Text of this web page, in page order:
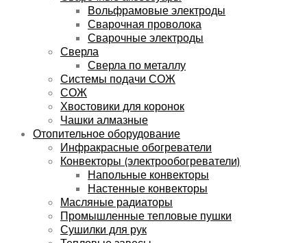
Вольфрамовые электроды
Сварочная проволока
Сварочные электроды
Сверла
Сверла по металлу
Системы подачи СОЖ
СОЖ
Хвостовики для коронок
Чашки алмазные
Отопительное оборудование
Инфракрасные обогреватели
Конвекторы (электрообогреватели)
Напольные конвекторы
Настенные конвекторы
Масляные радиаторы
Промышленные тепловые пушки
Сушилки для рук